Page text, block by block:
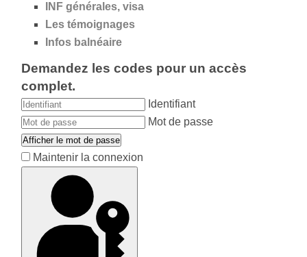
INF générales, visa
Les témoignages
Infos balnéaire
Demandez les codes pour un accès
complet.
Identifiant
Mot de passe
Afficher le mot de passe
Maintenir la connexion